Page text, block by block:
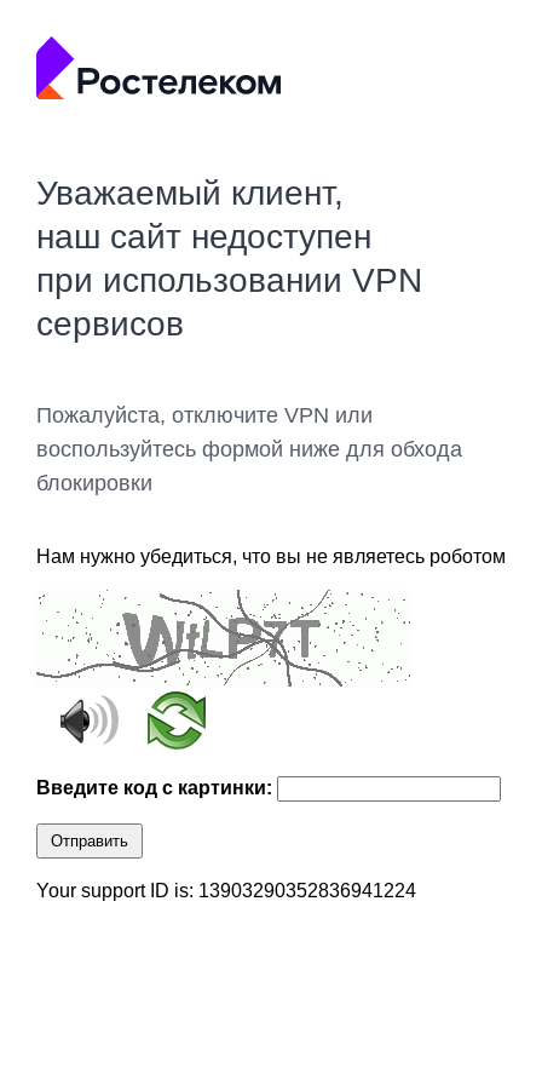
Уважаемый клиент,
наш сайт недоступен
при использовании VPN
сервисов
Пожалуйста, отключите VPN или
воспользуйтесь формой ниже для обхода
блокировки
Нам нужно убедиться, что вы не являетесь роботом
Введите код с картинки:
Отправить
Your support ID is: 13903290352836941224